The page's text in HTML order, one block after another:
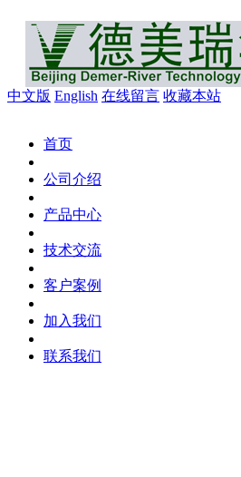
中文版 English 在线留言 收藏本站
首页
公司介绍
产品中心
技术交流
客户案例
加入我们
联系我们